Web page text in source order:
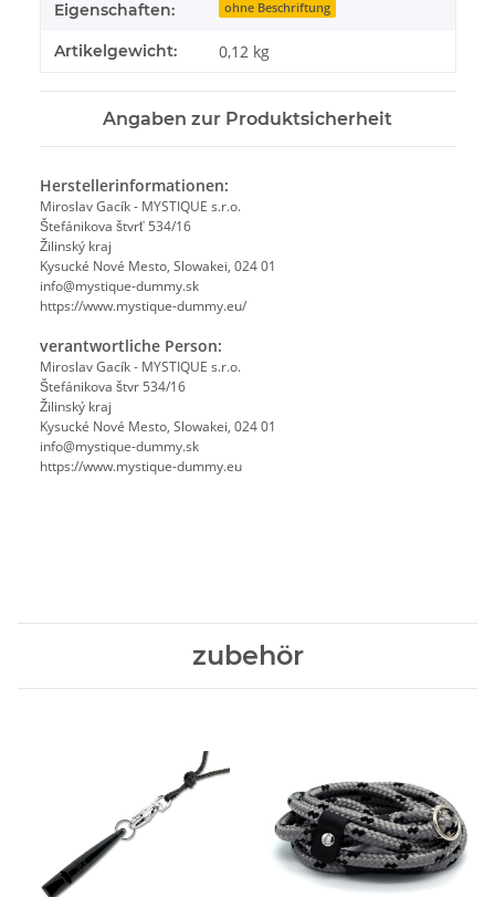
Eigenschaften: ohne Beschriftung
Artikelgewicht: 0,12 kg
Angaben zur Produktsicherheit
Herstellerinformationen:
Miroslav Gacík - MYSTIQUE s.r.o.
Štefánikova štvrť 534/16
Žilinský kraj
Kysucké Nové Mesto, Slowakei, 024 01
info@mystique-dummy.sk
https://www.mystique-dummy.eu/
verantwortliche Person:
Miroslav Gacík - MYSTIQUE s.r.o.
Štefánikova štvr 534/16
Žilinský kraj
Kysucké Nové Mesto, Slowakei, 024 01
info@mystique-dummy.sk
https://www.mystique-dummy.eu
zubehör